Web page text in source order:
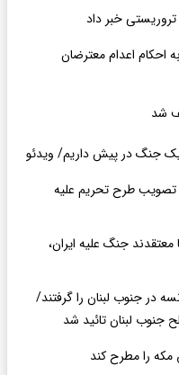
خبر داد
احکام اعدام معترضان
شد
یک جنگ در پیش داریم/ ویدئو
طرح تحریم علیه
معتقدند جنگ علیه ایران،
در جنوب لبنان را گرفتند/
لبنان تائید شد
مکه را مطرح کند